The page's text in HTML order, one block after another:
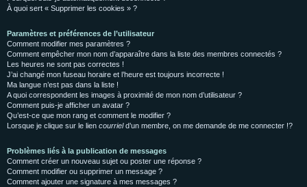
À quoi sert « Supprimer les cookies » ?
Paramètres et préférences de l’utilisateur
Comment modifier mes paramètres ?
Comment empêcher mon nom d’apparaître dans la liste des membres connectés ?
Les heures ne sont pas correctes !
J’ai changé mon fuseau horaire et l’heure est toujours incorrecte !
Ma langue n’est pas dans la liste !
A quoi correspondent les images à proximité de mon nom d’utilisateur ?
Comment puis-je afficher un avatar ?
Qu’est-ce que mon rang et comment le modifier ?
Lorsque je clique sur le lien courrield’un membre, on me demande de me connecter !?
Problèmes liés à la publication de messages
Comment créer un nouveau sujet ou poster une réponse ?
Comment modifier ou supprimer un message ?
Comment ajouter une signature à mes messages ?